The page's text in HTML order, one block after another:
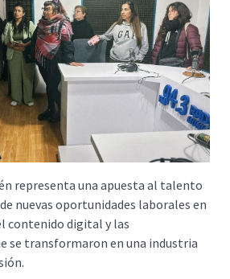
representa una apuesta al talento
nuevas oportunidades laborales en
contenido digital y las
se transformaron en una industria